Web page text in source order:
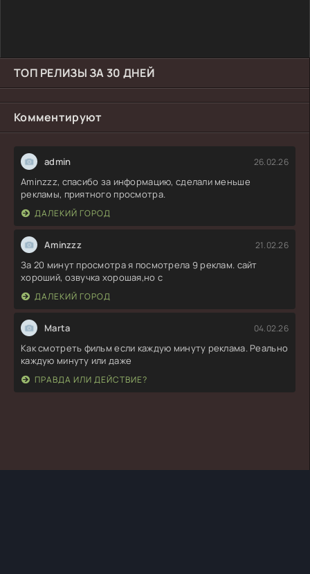
ТОП РЕЛИЗЫ ЗА 30 ДНЕЙ
Комментируют
admin 26.02.26
Aminzzz, спасибо за информацию, сделали меньше
рекламы, приятного просмотра.
ДАЛЕКИЙ ГОРОД
Aminzzz 21.02.26
За 20 минут просмотра я посмотрела 9 реклам. сайт
хороший, озвучка хорошая,но с
ДАЛЕКИЙ ГОРОД
Marta 04.02.26
Как смотреть фильм если каждую минуту реклама. Реально
каждую минуту или даже
ПРАВДА ИЛИ ДЕЙСТВИЕ?